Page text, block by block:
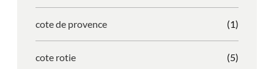
cote de provence (1)
cote rotie (5)